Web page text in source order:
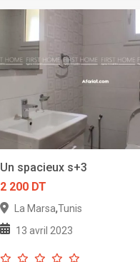
Un spacieux s+3
2 200 DT
La Marsa,Tunis
13 avril 2023